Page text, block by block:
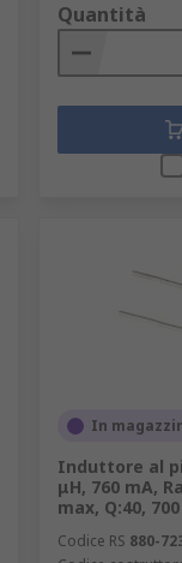
Quantità
In
Induttore al
μH, 760 mA,
max, Q:40,
Codice RS 880-